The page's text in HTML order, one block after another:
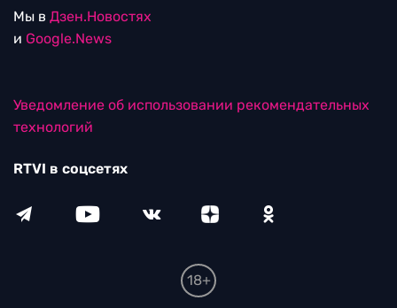
Мы в Дзен.Новостях
и Google.News
Уведомление об использовании рекомендательных
технологий
RTVI в соцсетях
18+